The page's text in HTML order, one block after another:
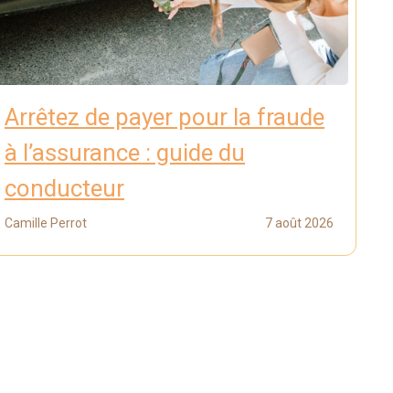
Arrêtez de payer pour la fraude
à l’assurance : guide du
conducteur
Camille Perrot 7 août 2026